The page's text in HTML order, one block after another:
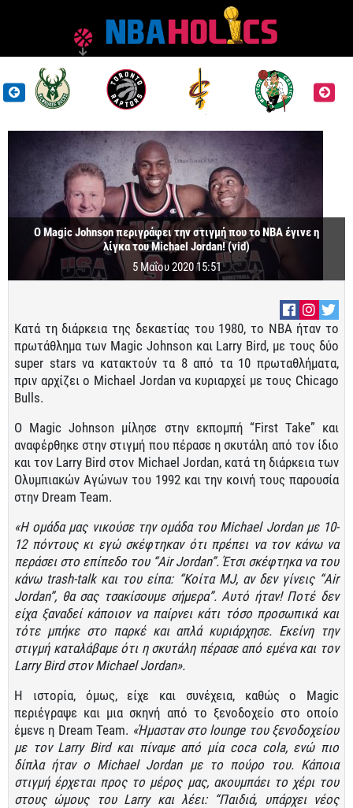
Ο Magic Johnson περιγράφει την στιγμή που το ΝΒΑ έγινε η
λίγκα του Michael Jordan! (vid)
5 Μαΐου 2020 15:51
Κατά τη διάρκεια της δεκαετίας του 1980, το ΝΒΑ ήταν το
πρωτάθλημα των Magic Johnson και Larry Bird, με τους δύο
super stars να κατακτούν τα 8 από τα 10 πρωταθλήματα,
πριν αρχίζει ο Michael Jordan να κυριαρχεί με τους Chicago
Bulls.
Ο Magic Johnson μίλησε στην εκπομπή “First Take” και
αναφέρθηκε στην στιγμή που πέρασε η σκυτάλη από τον ίδιο
και τον Larry Bird στον Michael Jordan, κατά τη διάρκεια των
Ολυμπιακών Αγώνων του 1992 και την κοινή τους παρουσία
στην Dream Team.
«Η ομάδα μας νικούσε την ομάδα του Michael Jordan με 10-
12 πόντους κι εγώ σκέφτηκαν ότι πρέπει να τον κάνω να
περάσει στο επίπεδο του “Air Jordan”. Έτσι σκέφτηκα να του
κάνω trash-talk και του είπα: “Κοίτα MJ, αν δεν γίνεις “Air
Jordan”, θα σας τσακίσουμε σήμερα”. Αυτό ήταν! Ποτέ δεν
είχα ξαναδεί κάποιον να παίρνει κάτι τόσο προσωπικά και
τότε μπήκε στο παρκέ και απλά κυριάρχησε. Εκείνη την
στιγμή καταλάβαμε ότι η σκυτάλη πέρασε από εμένα και τον
Larry Bird στον Michael Jordan».
Η ιστορία, όμως, είχε και συνέχεια, καθώς ο Magic
περιέγραψε και μια σκηνή από το ξενοδοχείο στο οποίο
έμενε η Dream Team. «Ήμασταν στο lounge του ξενοδοχείου
με τον Larry Bird και πίναμε από μία coca cola, ενώ πιο
δίπλα ήταν ο Michael Jordan με το πούρο του. Κάποια
στιγμή έρχεται προς το μέρος μας, ακουμπάει το χέρι του
στους ώμους του Larry και λέει: “Παιδιά, υπάρχει νέος